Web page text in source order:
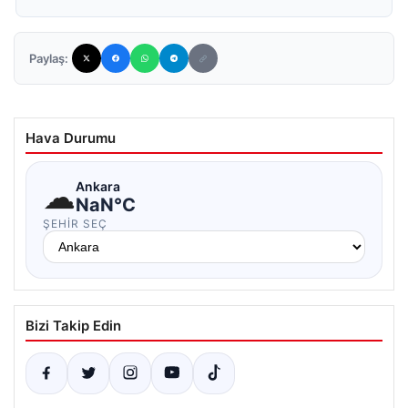
Paylaş:
Hava Durumu
☁Ankara
NaN°C
ŞEHIR SEÇ
Bizi Takip Edin